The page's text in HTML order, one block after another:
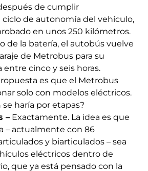
de cumplir
de autonomía del vehículo,
en unos 250 kilómetros.
de la batería, el autobús vuelve
de Metrobus para su
entre cinco y seis horas.
es que el Metrobus
solo con modelos eléctricos.
haría por etapas?
– Exactamente. La idea es que
– actualmente con 86
y biarticulados – sea
eléctricos dentro de
que ya está pensado con la